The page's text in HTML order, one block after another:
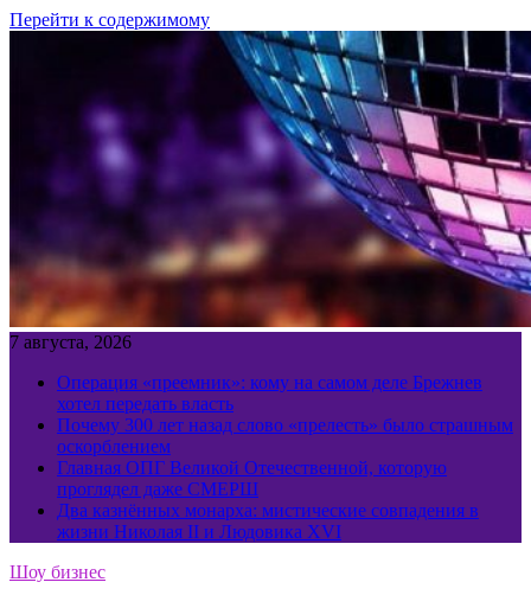
Перейти к содержимому
7 августа, 2026
Операция «преемник»: кому на самом деле Брежнев
хотел передать власть
Почему 300 лет назад слово «прелесть» было страшным
оскорблением
Главная ОПГ Великой Отечественной, которую
проглядел даже СМЕРШ
Два казнённых монарха: мистические совпадения в
жизни Николая II и Людовика XVI
Шоу бизнес